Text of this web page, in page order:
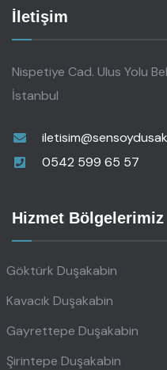
İletişim
Nispetiye Cad. Ulus Yolu
İstanbul
0542 599 65 57
Hizmet Bölgelerimiz
Göktürk Duşakabin
Kavacık Duşakabin
Gayrettepe Duşakabin
Şirintepe Duşakabin